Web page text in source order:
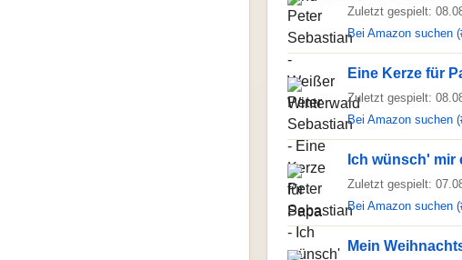
Zuletzt gespielt:
Bei Amazon suchen
Eine Kerze für
Zuletzt gespielt:
Bei Amazon suchen
Ich wünsch' mir
Zuletzt gespielt:
Bei Amazon suchen
Mein